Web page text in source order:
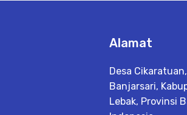
Alamat
Desa
Banjarsari,
Lebak, Provinsi